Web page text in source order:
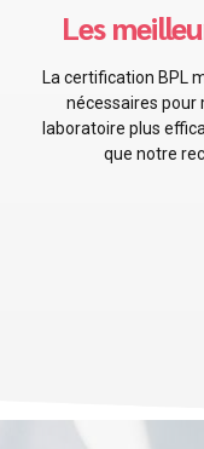
Les
La certification
inestimables
directement